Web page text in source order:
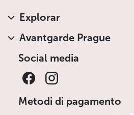
Explorar
Avantgarde Prague
Social media
Metodi di pagamento